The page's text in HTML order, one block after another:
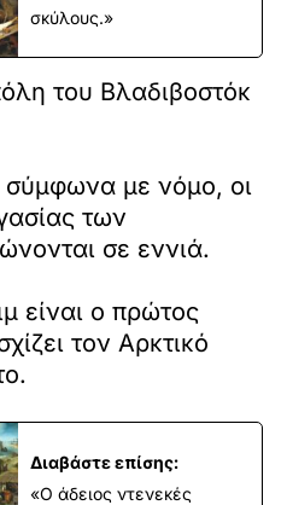
σκύλους.»
του Βλαδιβοστόκ
με νόμο, οι
των
σε εννιά.
είναι ο πρώτος
τον Αρκτικό
Διαβάστε επίσης:
«Ο άδειος ντενεκές